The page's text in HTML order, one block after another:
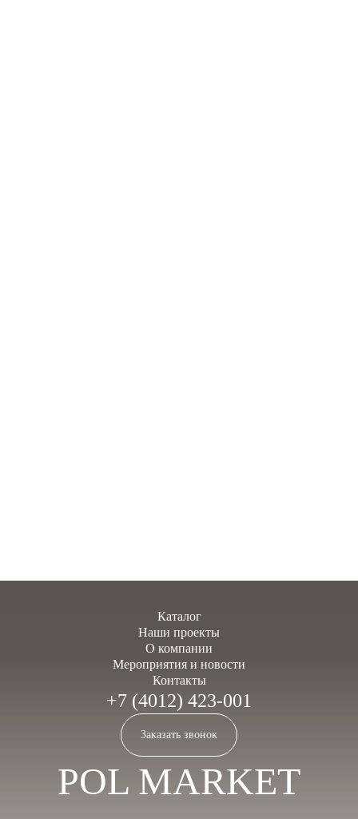
Каталог
Наши проекты
О компании
Мероприятия и новости
Контакты
+7 (4012) 423-001
Заказать звонок
POL MARKET